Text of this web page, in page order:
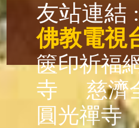
友站連結 :
佛教電視
篋印祈福
寺
慈濟
圓光禪寺